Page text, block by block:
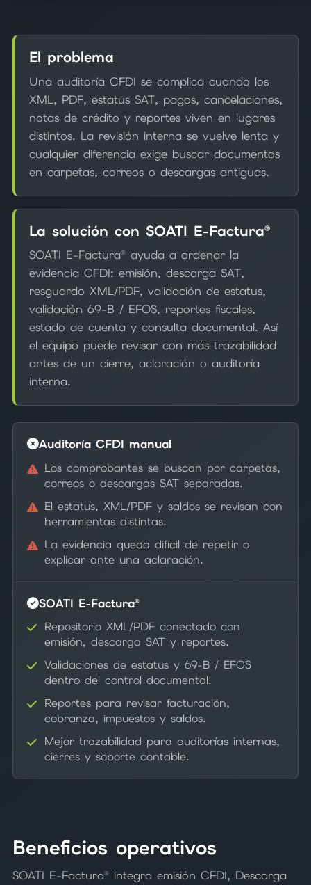
El problema
Una auditoría CFDI se complica cuando los
XML, PDF, estatus SAT, pagos, cancelaciones,
notas de crédito y reportes viven en lugares
distintos. La revisión interna se vuelve lenta y
cualquier diferencia exige buscar documentos
en carpetas, correos o descargas antiguas.
La solución con SOATI E-Factura®
SOATI E-Factura® ayuda a ordenar la
evidencia CFDI: emisión, descarga SAT,
resguardo XML/PDF, validación de estatus,
validación 69-B / EFOS, reportes fiscales,
estado de cuenta y consulta documental. Así
el equipo puede revisar con más trazabilidad
antes de un cierre, aclaración o auditoría
interna.
Auditoría CFDI manual
Los comprobantes se buscan por carpetas,
correos o descargas SAT separadas.
El estatus, XML/PDF y saldos se revisan con
herramientas distintas.
La evidencia queda difícil de repetir o
explicar ante una aclaración.
SOATI E-Factura®
Repositorio XML/PDF conectado con
emisión, descarga SAT y reportes.
Validaciones de estatus y 69-B / EFOS
dentro del control documental.
Reportes para revisar facturación,
cobranza, impuestos y saldos.
Mejor trazabilidad para auditorías internas,
cierres y soporte contable.
Beneficios operativos
SOATI E-Factura® integra emisión CFDI, Descarga